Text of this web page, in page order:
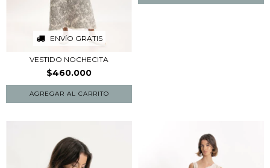
ENVÍO GRATIS
VESTIDO NOCHECITA
$460.000